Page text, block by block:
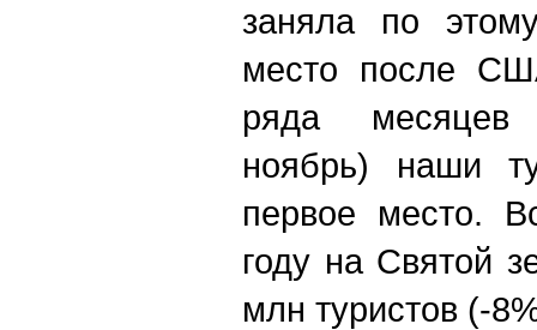
заняла по
место после
ряда месяцев
ноябрь) наши
первое место.
году на Святой
млн туристов (-